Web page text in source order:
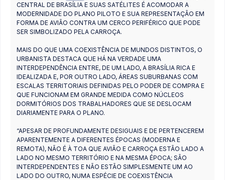
CENTRAL DE BRASÍLIA E SUAS SATÉLITES É ACOMODAR A
MODERNIDADE DO PLANO PILOTO E SUA REPRESENTAÇÃO EM
FORMA DE AVIÃO CONTRA UM CERCO PERIFÉRICO QUE PODE
SER SIMBOLIZADO PELA CARROÇA.
MAIS DO QUE UMA COEXISTÊNCIA DE MUNDOS DISTINTOS, O
URBANISTA DESTACA QUE HÁ NA VERDADE UMA
INTERDEPENDÊNCIA ENTRE, DE UM LADO, A BRASÍLIA RICA E
IDEALIZADA E, POR OUTRO LADO, ÁREAS SUBURBANAS COM
ESCALAS TERRITORIAIS DEFINIDAS PELO PODER DE COMPRA E
QUE FUNCIONAM EM GRANDE MEDIDA COMO NÚCLEOS
DORMITÓRIOS DOS TRABALHADORES QUE SE DESLOCAM
DIARIAMENTE PARA O PLANO.
“APESAR DE PROFUNDAMENTE DESIGUAIS E DE PERTENCEREM
APARENTEMENTE A DIFERENTES ÉPOCAS (MODERNA E
REMOTA), NÃO É À TOA QUE AVIÃO E CARROÇA ESTÃO LADO A
LADO NO MESMO TERRITÓRIO E NA MESMA ÉPOCA; SÃO
INTERDEPENDENTES E NÃO ESTÃO SIMPLESMENTE UM AO
LADO DO OUTRO, NUMA ESPÉCIE DE COEXISTÊNCIA